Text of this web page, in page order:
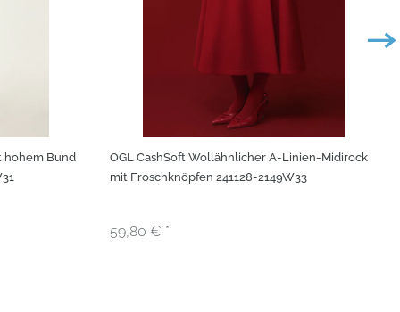
hohem Bund
OGL CashSoft Wollähnlicher A-Linien-Midirock
mit Froschknöpfen 241128-2149W33
59,80 € *